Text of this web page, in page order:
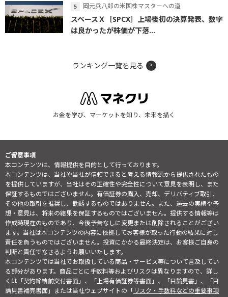
岡元兵八郎の米国株マスターへの道
スペースＸ［SPCX］上場後初の決算発表、数字
は良かったが株価が下落...
ランキング一覧を見る
お金を学び、マーケットを知り、未来を描く
ご留意事項
本コンテンツは、情報提供を目的として行っております。
本コンテンツは、当社や当社が信頼できると考える情報源から提供されたもの
を提供していますが、当社はその正確性や完全性について意見を表明し、また
保証するものではございません。有価証券の購入、売却、デリバティブ取引、
その他の取引を推奨し、勧誘するものではありません。また、過去の実績や予
想・意見は、将来の結果を保証するものではございません。提供する情報等は
作成時現在のものであり、今後予告なしに変更または削除されることがござい
ます。当社は本コンテンツの内容に依拠してお客様が取った行動の結果に対し
責任を負うものではございません。投資にかかる最終決定は、お客様ご自身の
判断と責任でなさるようお願いいたします。
本コンテンツでは当社でお取扱している商品・サービス等について言及してい
る部分があります。商品ごとに手数料等およびリスクは異なりますので、詳し
くは「契約締結前交付書面」、「上場有価証券等書面」、「目論見書」、「目
論見書補完書面」または当社ウェブサイトの「リスク・手数料などの重要事項